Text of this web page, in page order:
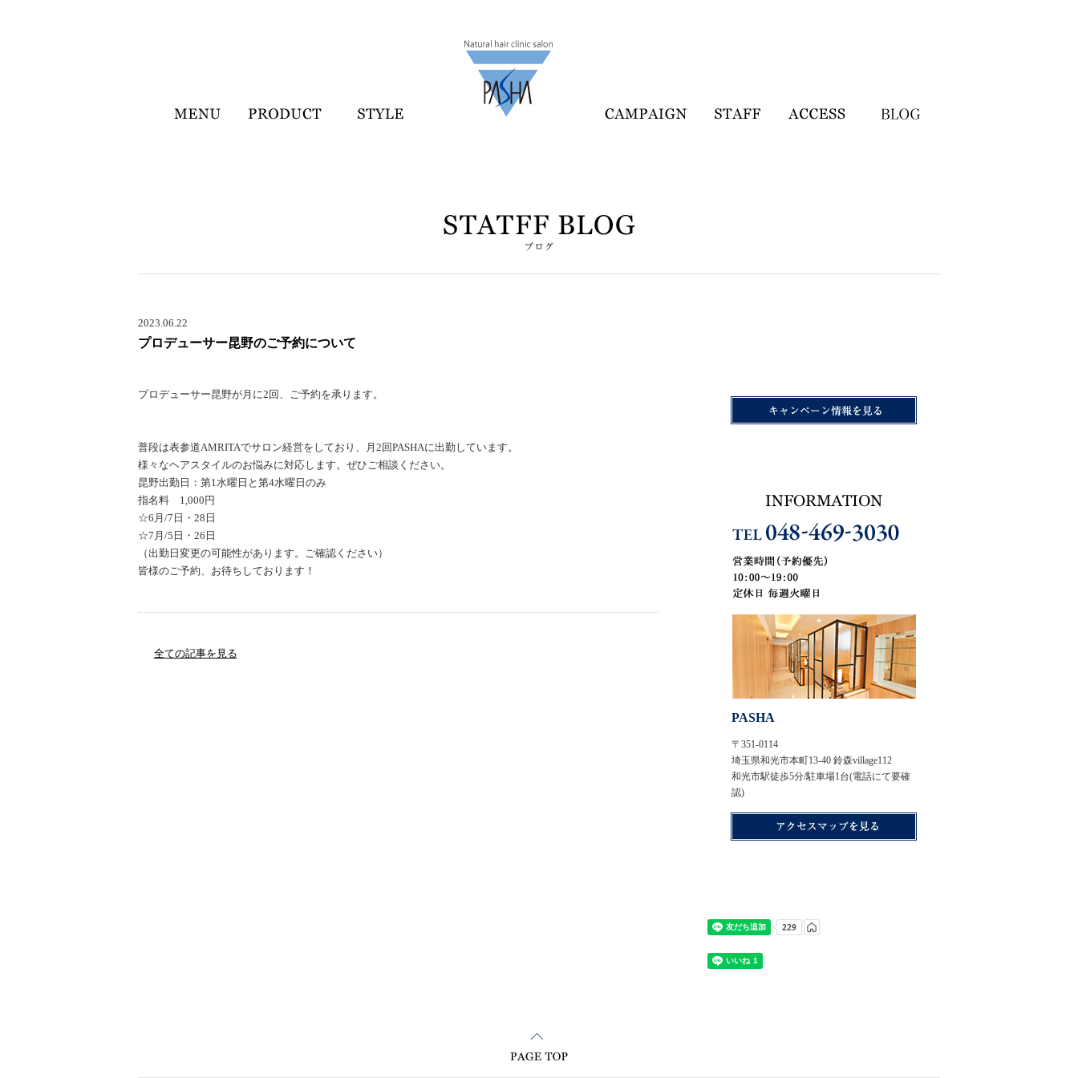
2023.06.22
プロデューサー昆野のご予約について
プロデューサー昆野が月に2回、ご予約を承ります。
普段は表参道AMRITAでサロン経営をしており、月2回PASHAに出勤しています。
様々なヘアスタイルのお悩みに対応します。ぜひご相談ください。
昆野出勤日：第1水曜日と第4水曜日のみ
指名料 1,000円
☆6月/7日・28日
☆7月/5日・26日
（出勤日変更の可能性があります。ご確認ください）
皆様のご予約、お待ちしております！
全ての記事を見る
PASHA
〒351-0114
埼玉県和光市本町13-40 鈴森village112
和光市駅徒歩5分/駐車場1台(電話にて要確
認)